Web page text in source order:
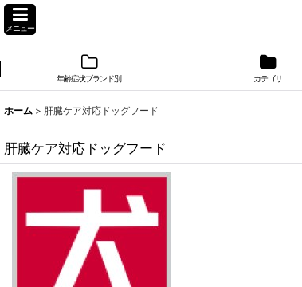
メニュー
年齢症状ブランド別 カテゴリ
ホーム > 肝臓ケア対応ドッグフード
肝臓ケア対応ドッグフード